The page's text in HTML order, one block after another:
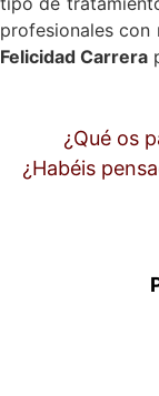
profesionales
Felicidad Carrera
¿Qué os
¿Habéis